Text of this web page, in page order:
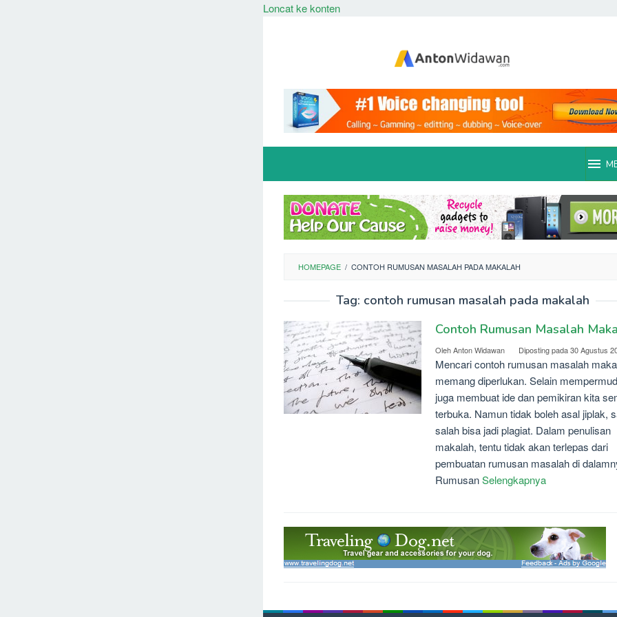
Loncat ke konten
HOMEPAGE / CONTOH RUMUSAN MASALAH PADA MAKALAH
Tag: contoh rumusan masalah pada makalah
Contoh Rumusan Masalah
OlehAnton Widawan Diposting pada30 Agustus
Mencari contoh rumusan masalah
memang diperlukan. Selain
juga membuat ide dan pemikiran kita
terbuka. Namun tidak boleh asal jiplak,
salah bisa jadi plagiat. Dalam penulisan
makalah, tentu tidak akan terlepas dari
pembuatan rumusan masalah di
RumusanSelengkapnya